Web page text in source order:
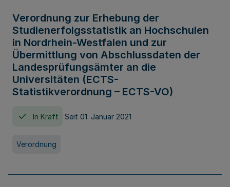
Verordnung zur Erhebung der
Studienerfolgsstatistik an Hochschulen
in Nordrhein-Westfalen und zur
Übermittlung von Abschlussdaten der
Landesprüfungsämter an die
Universitäten (ECTS-
Statistikverordnung – ECTS-VO)
In Kraft Seit 01. Januar 2021
Verordnung